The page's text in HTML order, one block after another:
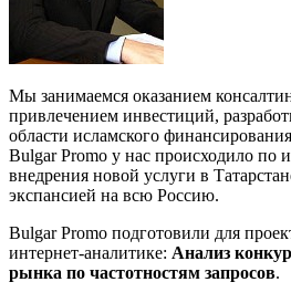
Мы занимаемся оказанием
привлечением инвестиций,
области исламского
Bulgar Promo у нас происходило по
внедрения новой услуги в
экспансией на всю Россию.
Bulgar Promo подготовили для
интернет-аналитике: Анализ
рынка по частотностям запросов.